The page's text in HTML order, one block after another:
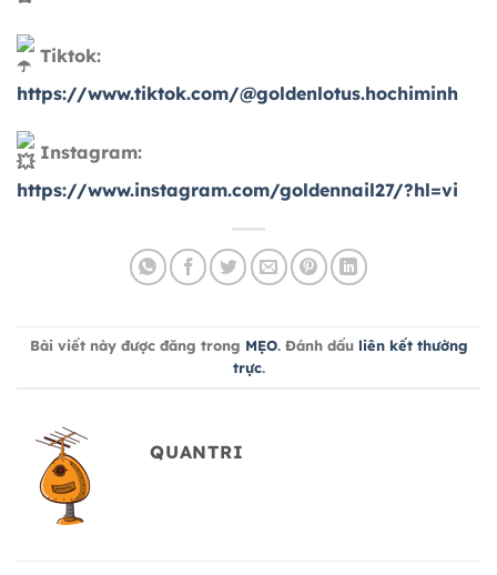
Tiktok:
https://www.tiktok.com/@goldenlotus.hochiminh
Instagram:
https://www.instagram.com/goldennail27/?hl=vi
Bài viết này được đăng trong MẸO. Đánh dấu liên kết thường
trực.
QUANTRI